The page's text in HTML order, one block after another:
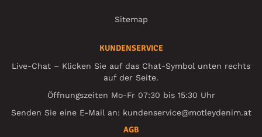
Sitemap
KUNDENSERVICE
Live-Chat – Klicken Sie auf das Chat-Symbol unten rechts
auf der Seite.
Öffnungszeiten Mo-Fr 07:30 bis 15:30 Uhr
Senden Sie eine E-Mail an: kundenservice@motleydenim.at
AGB